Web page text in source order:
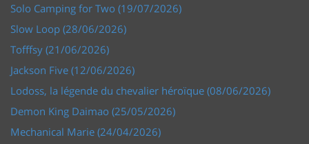
Solo Camping for Two (19/07/2026)
Slow Loop (28/06/2026)
Tofffsy (21/06/2026)
Jackson Five (12/06/2026)
Lodoss, la légende du chevalier héroïque (08/06/2026)
Demon King Daimao (25/05/2026)
Mechanical Marie (24/04/2026)